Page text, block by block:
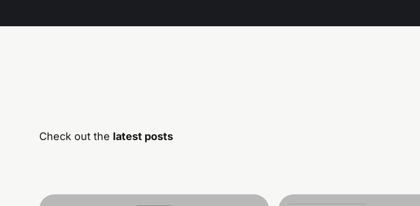
Check out the latest posts